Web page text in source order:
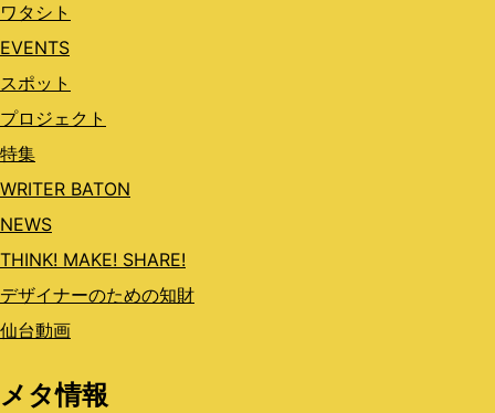
ワタシト
EVENTS
スポット
プロジェクト
特集
WRITER BATON
NEWS
THINK! MAKE! SHARE!
デザイナーのための知財
仙台動画
メタ情報